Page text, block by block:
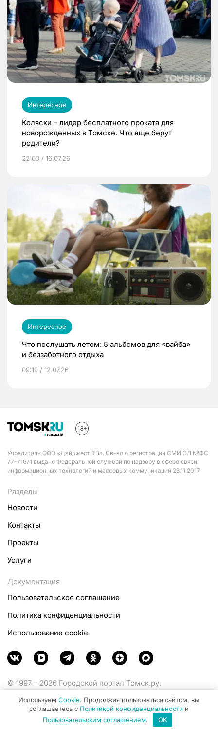
Интересное
Коляски – лидер бесплатного проката для
новорожденных в Томске. Что еще берут
родители?
22:00 / 16.07.26
Интересное
Что послушать летом: 5 альбомов для «вайба»
и беззаботного отдыха
09:19 / 12.07.26
Учредитель ООО «Дайджест ТВ». Св-во о регистрации СМИ ЭЛ №ФС
77-71671 выдано Федеральной службой по надзору в сфере связи,
информационных технологий и массовых коммуникаций 23.11.2017
Разделы
Новости
Контакты
Проекты
Услуги
Документация
Пользовательское соглашение
Политика конфиденциальности
Использование cookie
© 1997 – 2026 Городской портал Томск.ру.
Министерства цифрового развития, связи и массовых
коммуникаций Российской Федерации.
Используем Cookie. Продолжая пользоваться сайтом, вы
соглашаетесь с Политикой конфиденциальности и
Пользовательским соглашением. OK